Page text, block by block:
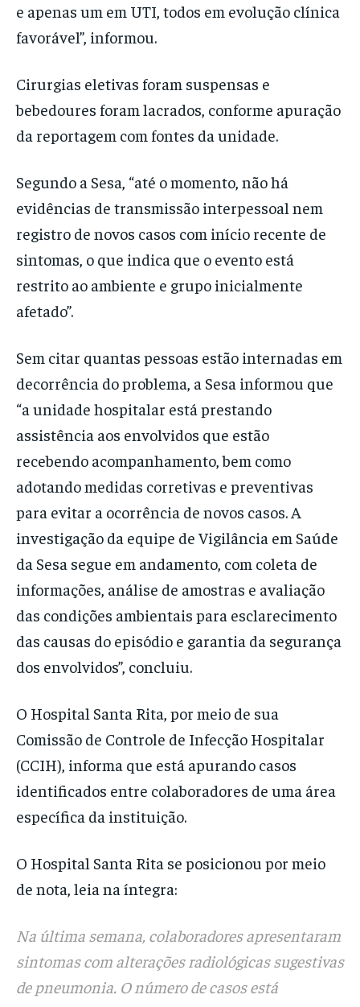
e apenas um em UTI, todos em evolução clínica
favorável”, informou.
Cirurgias eletivas foram suspensas e
bebedoures foram lacrados, conforme apuração
da reportagem com fontes da unidade.
Segundo a Sesa, “até o momento, não há
evidências de transmissão interpessoal nem
registro de novos casos com início recente de
sintomas, o que indica que o evento está
restrito ao ambiente e grupo inicialmente
afetado”.
Sem citar quantas pessoas estão internadas em
decorrência do problema, a Sesa informou que
“a unidade hospitalar está prestando
assistência aos envolvidos que estão
recebendo acompanhamento, bem como
adotando medidas corretivas e preventivas
para evitar a ocorrência de novos casos. A
investigação da equipe de Vigilância em Saúde
da Sesa segue em andamento, com coleta de
informações, análise de amostras e avaliação
das condições ambientais para esclarecimento
das causas do episódio e garantia da segurança
dos envolvidos”, concluiu.
O Hospital Santa Rita, por meio de sua
Comissão de Controle de Infecção Hospitalar
(CCIH), informa que está apurando casos
identificados entre colaboradores de uma área
específica da instituição.
O Hospital Santa Rita se posicionou por meio
de nota, leia na íntegra:
Na última semana, colaboradores apresentaram
sintomas com alterações radiológicas sugestivas
de pneumonia. O número de casos está